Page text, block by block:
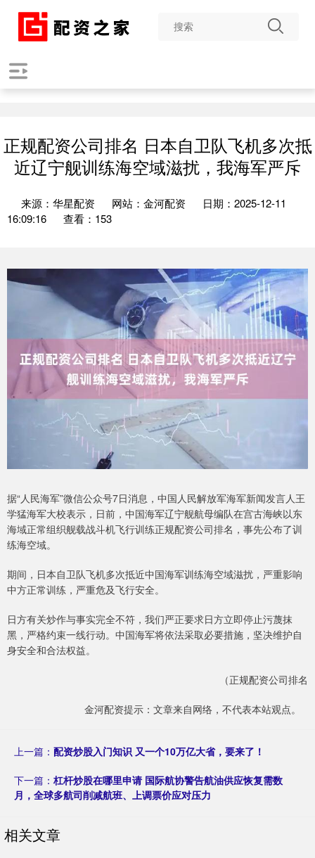
正规配资公司排名 日本自卫队飞机多次抵
近辽宁舰训练海空域滋扰，我海军严斥
来源：华星配资 网站：金河配资
日期：2025-12-11
16:09:16
查看：153
据“人民海军”微信公众号7日消息，中国人民解放军海军新闻发言人王
学猛海军大校表示，日前，中国海军辽宁舰航母编队在宫古海峡以东
海域正常组织舰载战斗机飞行训练正规配资公司排名，事先公布了训
练海空域。
期间，日本自卫队飞机多次抵近中国海军训练海空域滋扰，严重影响
中方正常训练，严重危及飞行安全。
日方有关炒作与事实完全不符，我们严正要求日方立即停止污蔑抹
黑，严格约束一线行动。中国海军将依法采取必要措施，坚决维护自
身安全和合法权益。
（正规配资公司排名
金河配资提示：文章来自网络，不代表本站观点。
上一篇： 配资炒股入门知识 又一个10万亿大省，要来了！
下一篇： 杠杆炒股在哪里申请 国际航协警告航油供应恢复需数
月，全球多航司削减航班、上调票价应对压力
相关文章